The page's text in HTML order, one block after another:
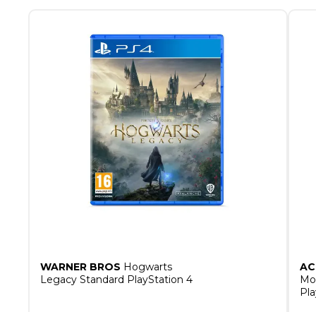
WARNER BROS Hogwarts
Legacy Standard PlayStation 4